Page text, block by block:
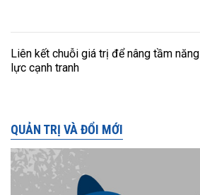
Liên kết chuỗi giá trị để nâng tầm năng
lực cạnh tranh
QUẢN TRỊ VÀ ĐỔI MỚI